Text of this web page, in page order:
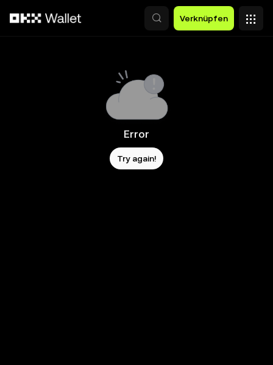
Verknüpfen
Error
Try again!